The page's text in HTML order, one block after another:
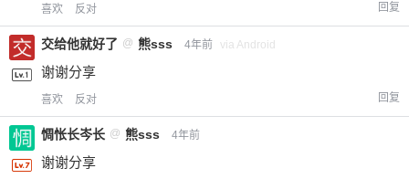
喜欢 反对 回复
交给他就好了 @ 熊sss 4年前 via Android
谢谢分享
喜欢 反对 回复
惆怅长岑长 @ 熊sss 4年前
谢谢分享